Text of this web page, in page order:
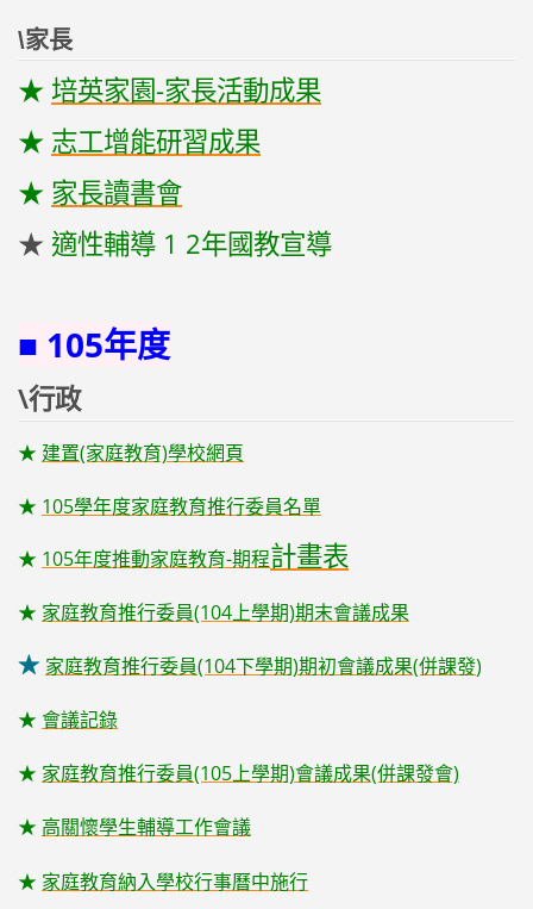
\家長
★ 培英家園-家長活動成果
★ 志工增能研習成果
★ 家長讀書會
★適性輔導 1 2年國教宣導
■ 105年度
\行政
★ 建置(家庭教育)學校網頁
★ 105學年度家庭教育推行委員名單
★ 105年度推動家庭教育-期程計畫表
★ 家庭教育推行委員(104上學期)期末會議成果
★ 家庭教育推行委員(104下學期)期初會議成果(併課發)
★ 會議記錄
★ 家庭教育推行委員(105上學期)會議成果(併課發會)
★ 高關懷學生輔導工作會議
★ 家庭教育納入學校行事曆中施行